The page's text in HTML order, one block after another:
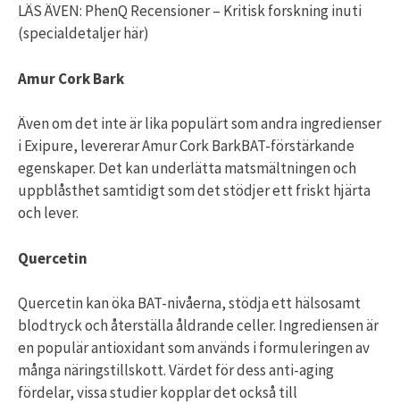
LÄS ÄVEN: PhenQ Recensioner – Kritisk forskning inuti
(specialdetaljer här)
Amur Cork Bark
Även om det inte är lika populärt som andra ingredienser
i Exipure, levererar Amur Cork BarkBAT-förstärkande
egenskaper. Det kan underlätta matsmältningen och
uppblåsthet samtidigt som det stödjer ett friskt hjärta
och lever.
Quercetin
Quercetin kan öka BAT-nivåerna, stödja ett hälsosamt
blodtryck och återställa åldrande celler. Ingrediensen är
en populär antioxidant som används i formuleringen av
många näringstillskott. Värdet för dess anti-aging
fördelar, vissa studier kopplar det också till